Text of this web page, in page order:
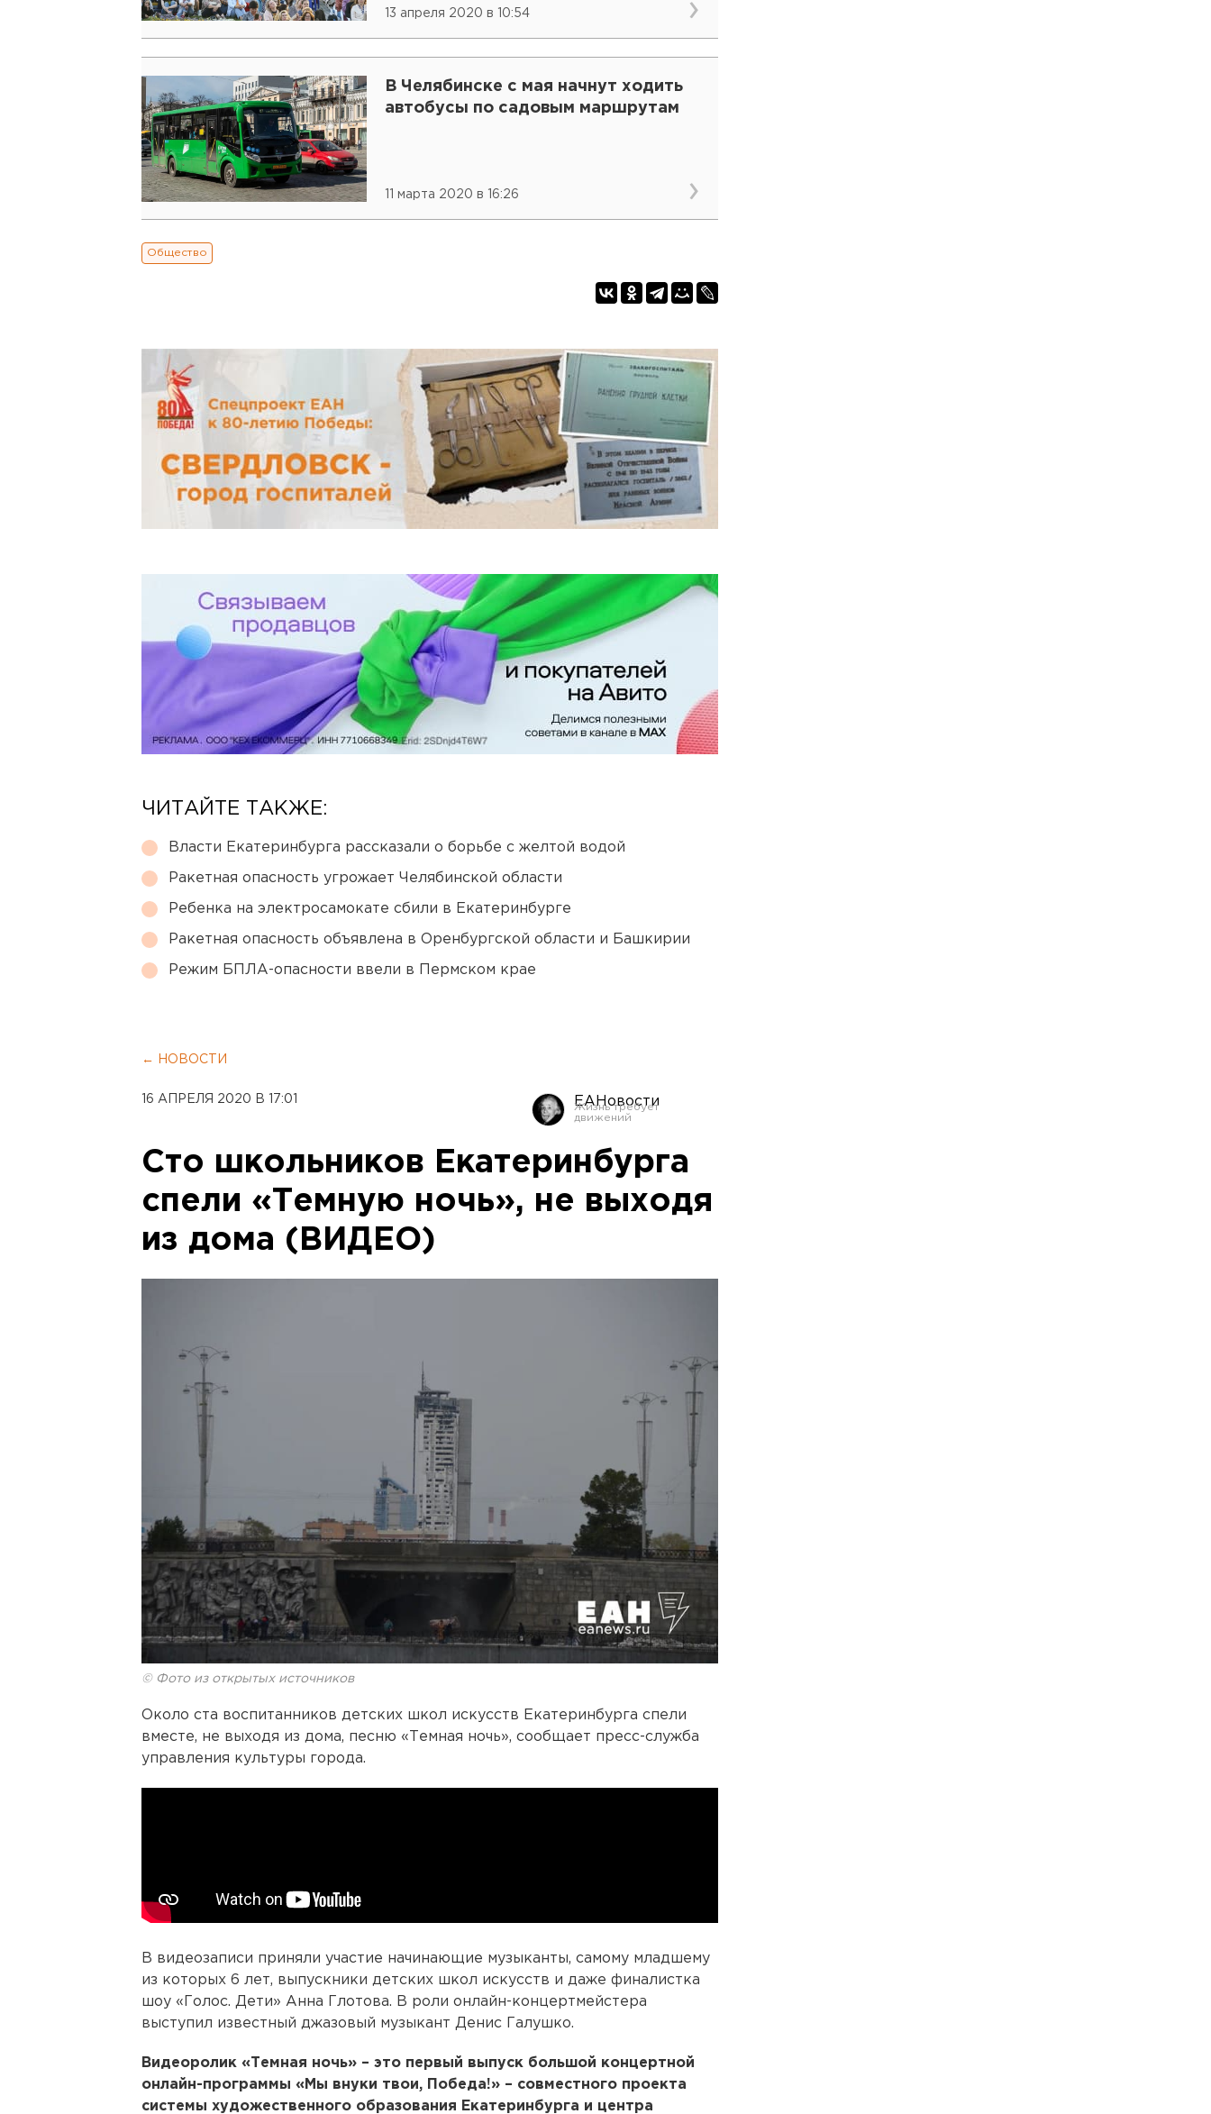
13 апреля 2020 в 10:54
В Челябинске с мая начнут ходить
автобусы по садовым маршрутам
11 марта 2020 в 16:26
Общество
ЧИТАЙТЕ ТАКЖЕ:
Власти Екатеринбурга рассказали о борьбе с желтой водой
Ракетная опасность угрожает Челябинской области
Ребенка на электросамокате сбили в Екатеринбурге
Ракетная опасность объявлена в Оренбургской области и Башкирии
Режим БПЛА-опасности ввели в Пермском крае
← НОВОСТИ
16 АПРЕЛЯ 2020 В 17:01 ЕАНовости
Сто школьников Екатеринбурга
спели «Темную ночь», не выходя
из дома (ВИДЕО)
© Фото из открытых источников
Около ста воспитанников детских школ искусств Екатеринбурга спели
вместе, не выходя из дома, песню «Темная ночь», сообщает пресс-служба
управления культуры города.
В видеозаписи приняли участие начинающие музыканты, самому младшему
из которых 6 лет, выпускники детских школ искусств и даже финалистка
шоу «Голос. Дети» Анна Глотова. В роли онлайн-концертмейстера
выступил известный джазовый музыкант Денис Галушко.
Видеоролик «Темная ночь» – это первый выпуск большой концертной
онлайн-программы «Мы внуки твои, Победа!» – совместного проекта
системы художественного образования Екатеринбурга и центра